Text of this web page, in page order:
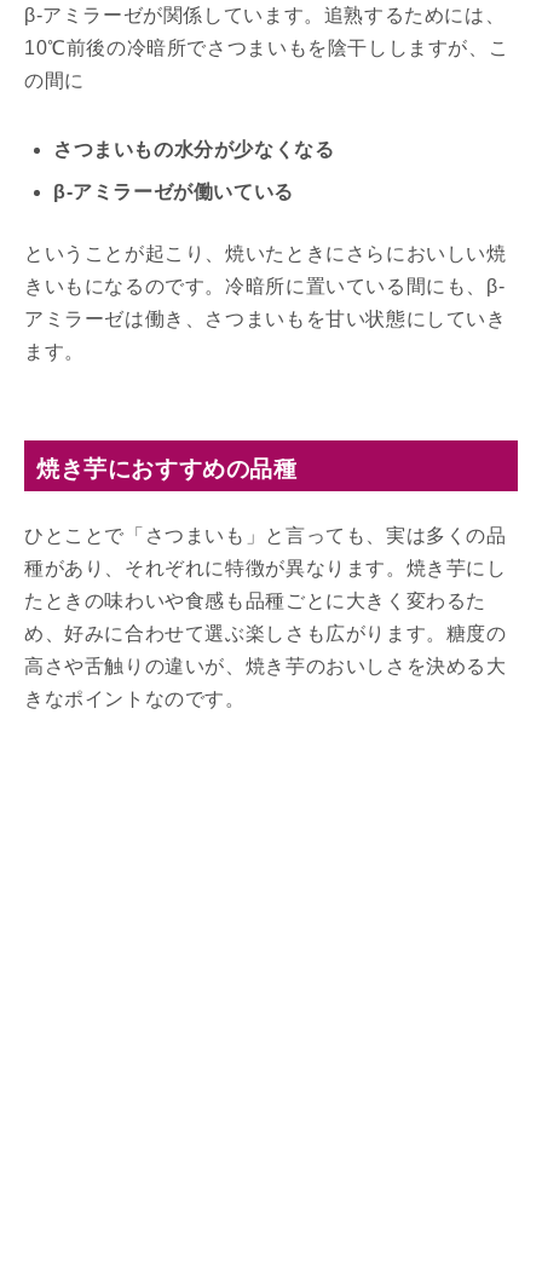
β-アミラーゼが関係しています。追熟するためには、
10℃前後の冷暗所でさつまいもを陰干ししますが、こ
の間に
さつまいもの水分が少なくなる
β-アミラーゼが働いている
ということが起こり、焼いたときにさらにおいしい焼
きいもになるのです。冷暗所に置いている間にも、β-
アミラーゼは働き、さつまいもを甘い状態にしていき
ます。
焼き芋におすすめの品種
ひとことで「さつまいも」と言っても、実は多くの品
種があり、それぞれに特徴が異なります。焼き芋にし
たときの味わいや食感も品種ごとに大きく変わるた
め、好みに合わせて選ぶ楽しさも広がります。糖度の
高さや舌触りの違いが、焼き芋のおいしさを決める大
きなポイントなのです。